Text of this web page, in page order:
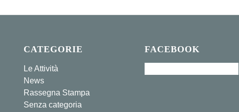
CATEGORIE
Le Attività
News
Rassegna Stampa
Senza categoria
FACEBOOK